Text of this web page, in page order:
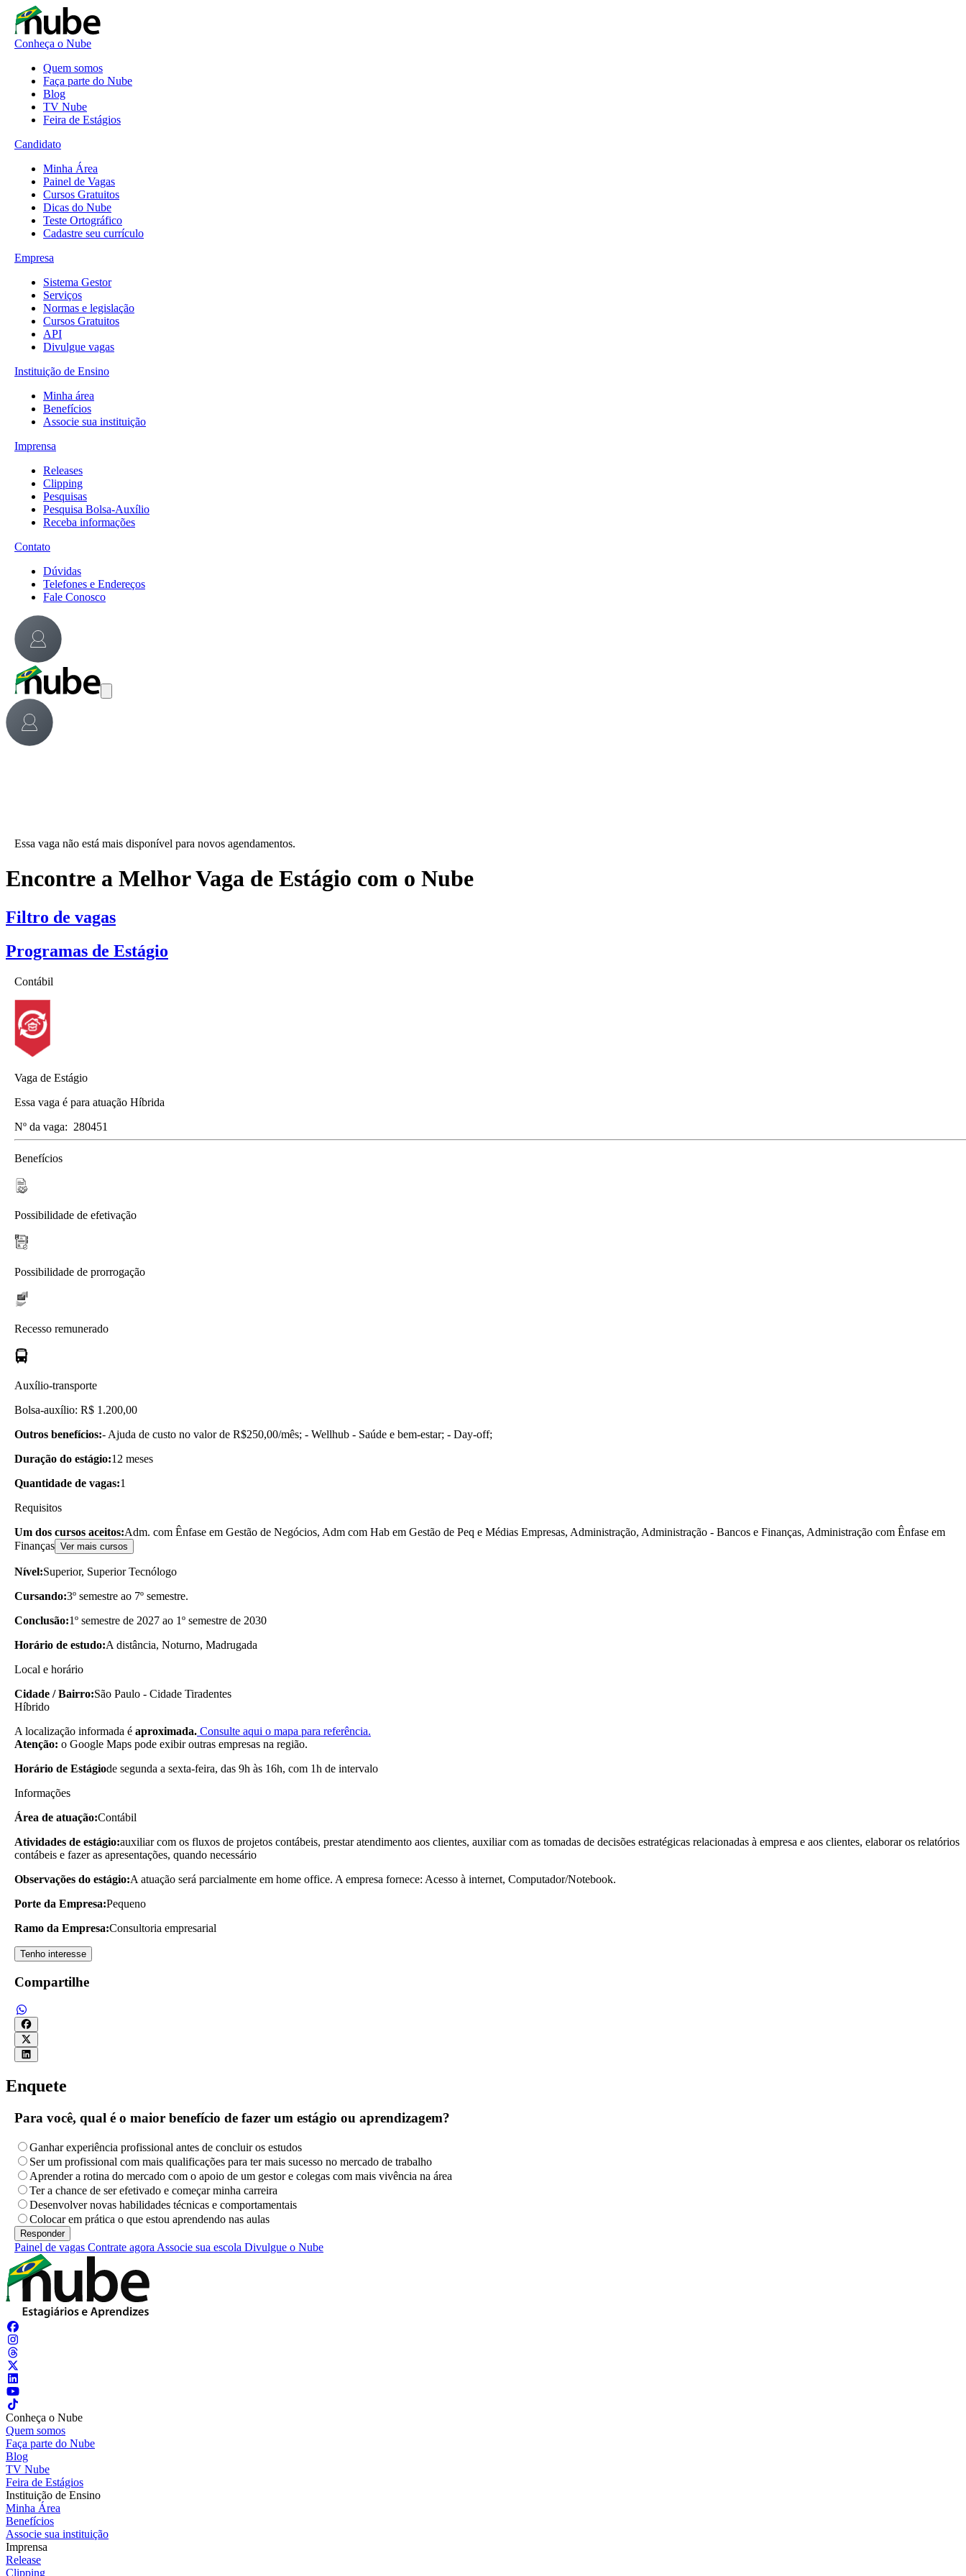
Conheça o Nube
Quem somos
Faça parte do Nube
Blog
TV Nube
Feira de Estágios
Candidato
Minha Área
Painel de Vagas
Cursos Gratuitos
Dicas do Nube
Teste Ortográfico
Cadastre seu currículo
Empresa
Sistema Gestor
Serviços
Normas e legislação
Cursos Gratuitos
API
Divulgue vagas
Instituição de Ensino
Minha área
Benefícios
Associe sua instituição
Imprensa
Releases
Clipping
Pesquisas
Pesquisa Bolsa-Auxílio
Receba informações
Contato
Dúvidas
Telefones e Endereços
Fale Conosco
Essa vaga não está mais disponível para novos agendamentos.
Encontre a Melhor Vaga de Estágio com o Nube
Filtro de vagas
Programas de Estágio
Contábil
Vaga de Estágio
Essa vaga é para atuação Híbrida
Nº da vaga: 280451
Benefícios
Possibilidade de efetivação
Possibilidade de prorrogação
Recesso remunerado
Auxílio-transporte
Bolsa-auxílio: R$ 1.200,00
Outros benefícios:- Ajuda de custo no valor de R$250,00/mês; - Wellhub - Saúde e bem-estar; - Day-off;
Duração do estágio:12 meses
Quantidade de vagas:1
Requisitos
Um dos cursos aceitos:Adm. com Ênfase em Gestão de Negócios, Adm com Hab em Gestão de Peq e Médias Empresas, Administração, Administração - Bancos e Finanças, Administração com Ênfase em
Finanças Ver mais cursos
Nível:Superior, Superior Tecnólogo
Cursando:3º semestre ao 7º semestre.
Conclusão:1º semestre de 2027 ao 1º semestre de 2030
Horário de estudo:A distância, Noturno, Madrugada
Local e horário
Cidade / Bairro:São Paulo - Cidade Tiradentes
Híbrido
A localização informada é aproximada. Consulte aqui o mapa para referência.
Atenção: o Google Maps pode exibir outras empresas na região.
Horário de Estágiode segunda a sexta-feira, das 9h às 16h, com 1h de intervalo
Informações
Área de atuação:Contábil
Atividades de estágio:auxiliar com os fluxos de projetos contábeis, prestar atendimento aos clientes, auxiliar com as tomadas de decisões estratégicas relacionadas à empresa e aos clientes, elaborar os relatórios
contábeis e fazer as apresentações, quando necessário
Observações do estágio:A atuação será parcialmente em home office. A empresa fornece: Acesso à internet, Computador/Notebook.
Porte da Empresa:Pequeno
Ramo da Empresa:Consultoria empresarial
Tenho interesse
Compartilhe
Enquete
Para você, qual é o maior benefício de fazer um estágio ou aprendizagem?
Ganhar experiência profissional antes de concluir os estudos
Ser um profissional com mais qualificações para ter mais sucesso no mercado de trabalho
Aprender a rotina do mercado com o apoio de um gestor e colegas com mais vivência na área
Ter a chance de ser efetivado e começar minha carreira
Desenvolver novas habilidades técnicas e comportamentais
Colocar em prática o que estou aprendendo nas aulas
Painel de vagas Contrate agora Associe sua escola Divulgue o Nube
Conheça o Nube
Quem somos
Faça parte do Nube
Blog
TV Nube
Feira de Estágios
Instituição de Ensino
Minha Área
Benefícios
Associe sua instituição
Imprensa
Release
Clipping